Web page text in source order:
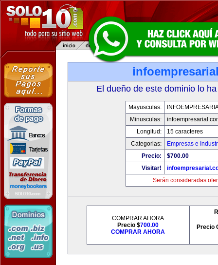
El dueño de este dominio lo
Mayusculas:
Minusculas:
Longitud:
15 caracteres
Categorias:
Empresas e
Precio:
$700.00
Visitar!
Serán consideradas
COMPRAR AHORA
Precio $700.00
COMPRAR AHORA
Precio